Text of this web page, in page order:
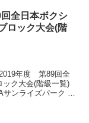
全日本ボクシ
ロック大会(階
2019年度 第89回全
ック大会(階級一覧)
ンライズパーク 総